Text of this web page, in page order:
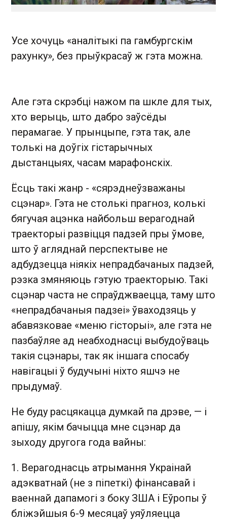
Усе хочуць «аналітыкі па гамбургскім
рахунку», без прыўкрасаў ж гэта можна.
Але гэта скрэбці нажом па шкле для тых,
хто верыць, што дабро заўсёды
перамагае. У прынцыпе, гэта так, але
толькі на доўгіх гістарычных
дыстанцыях, часам марафонскіх.
Ёсць такі жанр - «сярэднеўзважаны
сцэнар». Гэта не столькі прагноз, колькі
бягучая ацэнка найбольш верагоднай
траекторыі развіцця падзей пры ўмове,
што ў агляднай перспектыве не
адбудзецца ніякіх непрадбачаных падзей,
рэзка змяняюць гэтую траекторыю. Такі
сцэнар часта не спраўджваецца, таму што
«непрадбачаныя падзеі» ўваходзяць у
абавязковае «меню гісторыі», але гэта не
пазбаўляе ад неабходнасці выбудоўваць
такія сцэнары, так як іншага спосабу
навігацыі ў будучыні ніхто яшчэ не
прыдумаў.
Не буду расцякацца думкай па дрэве, — і
апішу, якім бачыцца мне сцэнар да
зыходу другога года вайны:
1. Верагоднасць атрымання Украінай
адэкватнай (не з піпеткі) фінансавай і
ваеннай дапамогі з боку ЗША і Еўропы ў
бліжэйшыя 6-9 месяцаў уяўляецца